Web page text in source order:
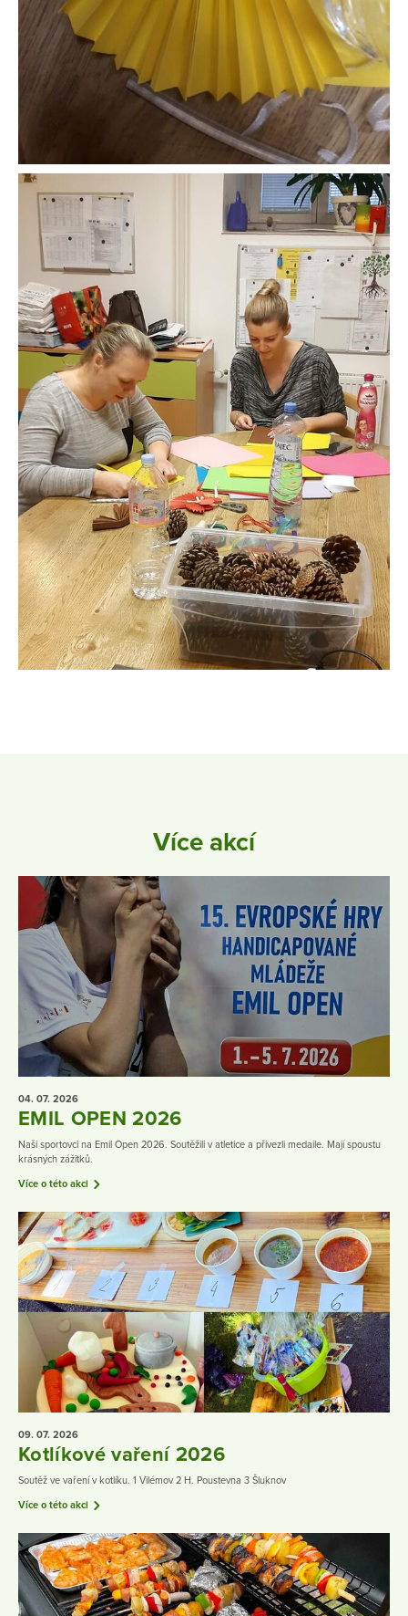
Více akcí
04. 07. 2026
EMIL OPEN 2026
Naši sportovci na Emil Open 2026. Soutěžili v atletice a přivezli medaile. Mají spoustu
krásných zážitků.
Více o této akci
09. 07. 2026
Kotlíkové vaření 2026
Soutěž ve vaření v kotlíku. 1 Vilémov 2 H. Poustevna 3 Šluknov
Více o této akci